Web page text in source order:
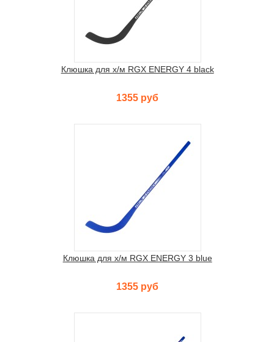
Клюшка для х/м RGX ENERGY 4 black
1355 руб
Клюшка для х/м RGX ENERGY 3 blue
1355 руб